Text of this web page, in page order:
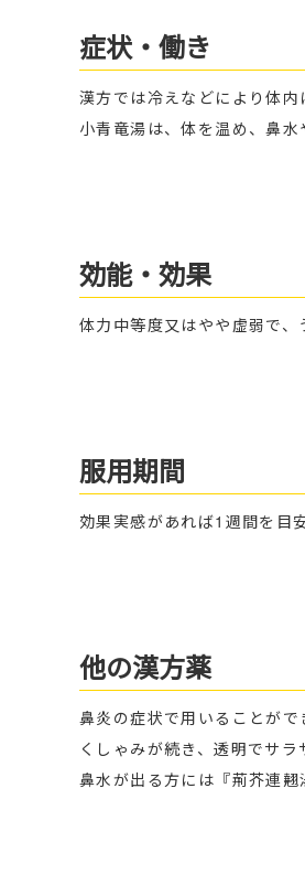
症状・働き
漢方では冷えなどにより体内
小青竜湯は、体を温め、鼻
効能・効果
体力中等度又はやや虚弱で
服用期間
効果実感があれば1週間を目
他の漢方薬
鼻炎の症状で用いることがで
くしゃみが続き、透明でサ
鼻水が出る方には『荊芥連翹